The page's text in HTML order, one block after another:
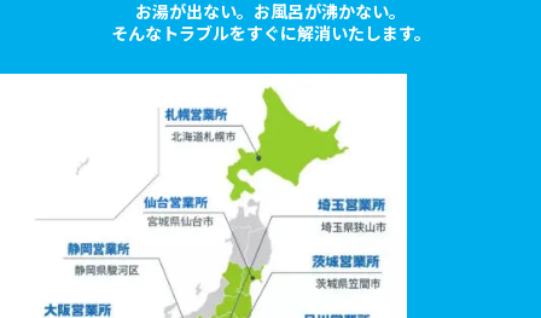
お湯が出ない。お風呂が沸かない。
そんなトラブルをすぐに解消いたします。